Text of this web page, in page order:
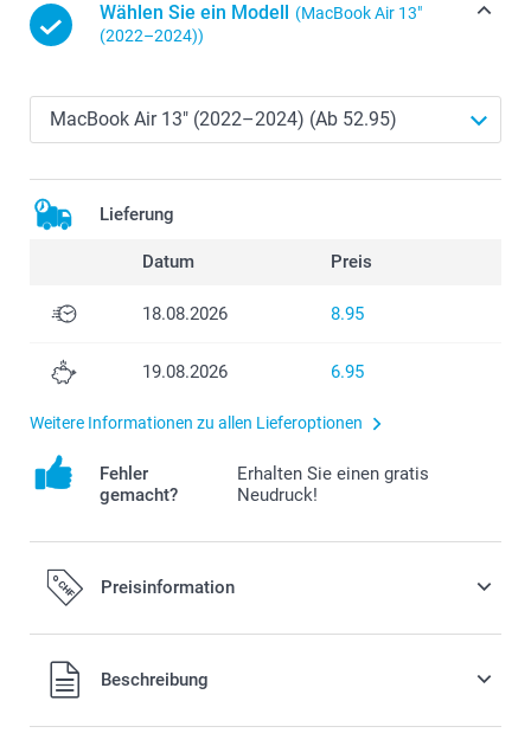
Wählen Sie ein Modell
(MacBook Air 13″
(2022–2024))
Lieferung
Datum Preis
18.08.2026 8.95
19.08.2026 6.95
Weitere Informationen zu allen Lieferoptionen
Fehler
gemacht?
Erhalten Sie einen gratis
Neudruck!
Preisinformation
Alle Preise verstehen sich in Schweizer Franken (CHF) inkl.
MwSt. und zzgl. Versandkosten.
Beschreibung